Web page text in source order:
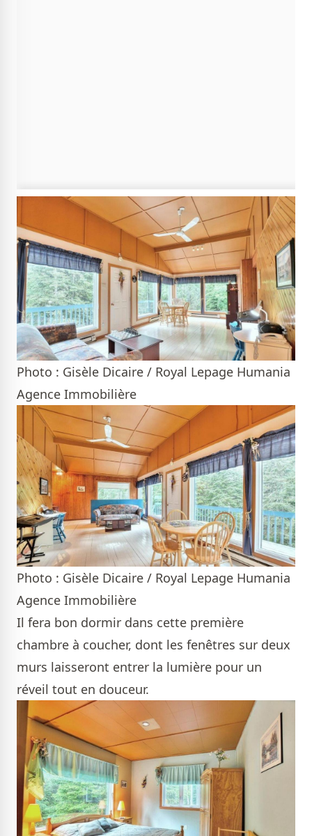
Photo : Gisèle Dicaire / Royal Lepage Humania
Agence Immobilière
Photo : Gisèle Dicaire / Royal Lepage Humania
Agence Immobilière
Il fera bon dormir dans cette première
chambre à coucher, dont les fenêtres sur deux
murs laisseront entrer la lumière pour un
réveil tout en douceur.